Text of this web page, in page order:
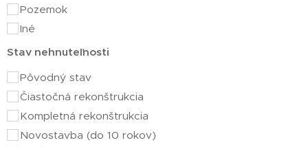
Pozemok
Iné
Stav nehnuteľnosti
Pôvodný stav
Čiastočná rekonštrukcia
Kompletná rekonštrukcia
Novostavba (do 10 rokov)